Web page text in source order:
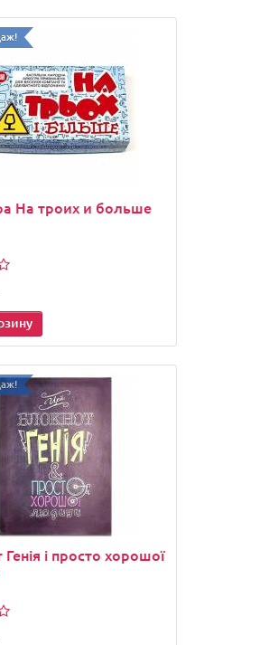
Чеснок "Furor Po-Po"
На троих и больше
і просто хорошої